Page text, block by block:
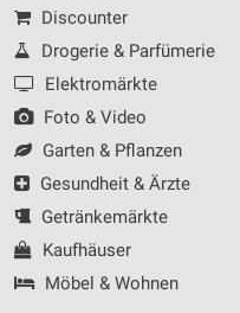
Discounter
Drogerie & Parfümerie
Elektromärkte
Foto & Video
Garten & Pflanzen
Gesundheit & Ärzte
Getränkemärkte
Kaufhäuser
Möbel & Wohnen